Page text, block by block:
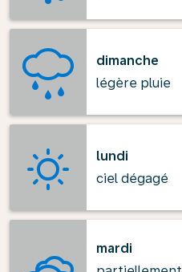
dimanche
légère pluie
lundi
ciel dégagé
mardi